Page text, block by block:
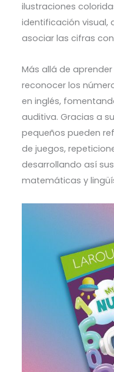
ilustraciones
identificación visual,
asociar las cifras
Más allá de
reconocer los
en inglés,
auditiva. Gracias a
pequeños pueden
de juegos,
desarrollando así
matemáticas y